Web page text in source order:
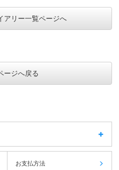
アリー一覧ページへ
ージへ戻る
お支払方法